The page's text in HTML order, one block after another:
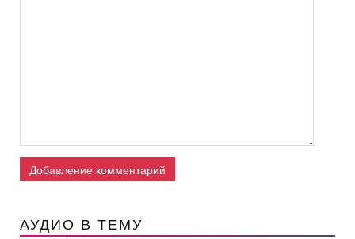
Добавление комментарий
АУДИО В ТЕМУ